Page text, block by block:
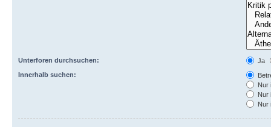
Unterforen durchsuchen:
Ja
Innerhalb suchen:
Nur
Nur
Nur